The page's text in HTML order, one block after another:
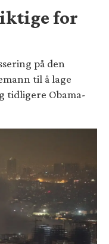
for
på den
til å lage
tidligere Obama-